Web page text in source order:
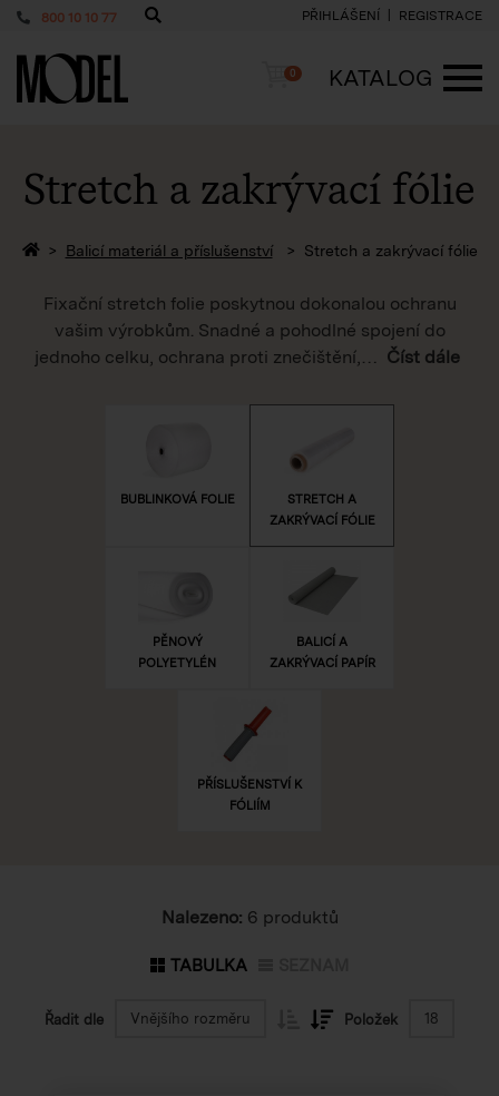
800 10 10 77 PŘIHLÁŠENÍ REGISTRACE
PackShop Košík
0
KATALOG
Stretch a zakrývací fólie
Zpět na homepage
Balicí materiál a příslušenství Stretch a zakrývací fólie
Fixační stretch folie poskytnou dokonalou ochranu
vašim výrobkům. Snadné a pohodlné spojení do
jednoho celku, ochrana proti znečištění,
Číst dále
BUBLINKOVÁ FOLIE
STRETCH A
ZAKRÝVACÍ FÓLIE
PĚNOVÝ
POLYETYLÉN
BALICÍ A
ZAKRÝVACÍ PAPÍR
PŘÍSLUŠENSTVÍ K
FÓLIÍM
Nalezeno: 6 produktů
TABULKA
Řadit dle Vnějšího rozměru Položek 18